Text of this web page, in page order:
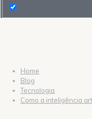
Home
Blog
Tecnologia
Como a inteligência